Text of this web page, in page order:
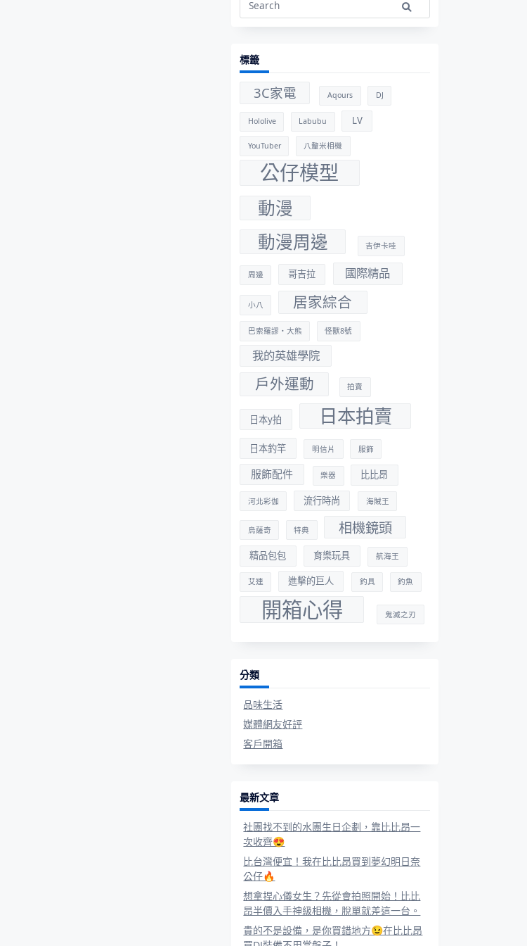
Search
標籤
3C家電 Aqours DJ
Hololive Labubu LV
YouTuber 八釐米相機
公仔模型
動漫
動漫周邊
吉伊卡哇
周邊 哥吉拉 國際精品
小八 居家綜合
巴索羅謬・大熊 怪獸8號
我的英雄學院
戶外運動 拍賣
日本y拍 日本拍賣
日本釣竿 明信片 服飾
服飾配件 樂器 比比昂
河北彩伽 流行時尚 海賊王
烏薩奇 特典 相機鏡頭
精品包包 育樂玩具 航海王
艾連 進擊的巨人 釣具 釣魚
開箱心得 鬼滅之刃
分類
品味生活
媒體網友好評
客戶開箱
最新文章
社團找不到的水團生日企劃，靠比比昂一
次收齊😍
比台灣便宜！我在比比昂買到夢幻明日奈
公仔🔥
想拿捏心儀女生？先從會拍照開始！比比
昂半價入手神級相機，脫單就差這一台。
貴的不是設備，是你買錯地方😉在比比昂